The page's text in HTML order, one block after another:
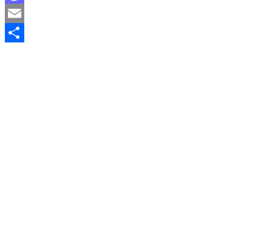
Mastodon
Email